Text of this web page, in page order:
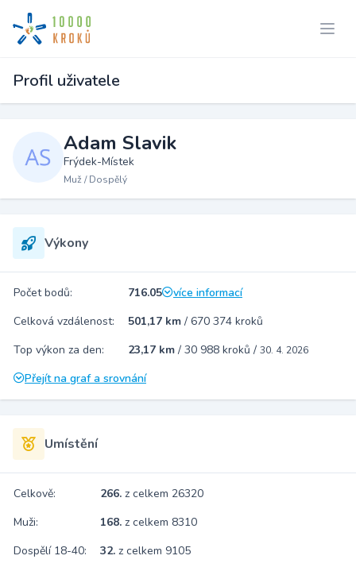
Profil uživatele
Adam Slavik
Frýdek-Místek
Muž / Dospělý
Výkony
Počet bodů: 716.05
více informací
Celková vzdálenost:
501,17 km / 670 374 kroků
Top výkon za den:
23,17 km / 30 988 kroků / 30. 4. 2026
Přejít na graf a srovnání
Umístění
Celkově: 266. z celkem 26320
Muži:
168. z celkem 8310
Dospělí 18-40:
32. z celkem 9105